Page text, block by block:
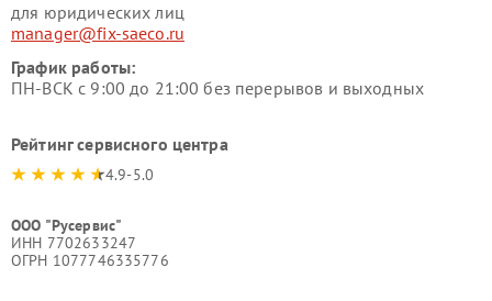
для юридических лиц
manager@fix-saeco.ru
График работы:
ПН-ВСК с 9:00 до 21:00 без перерывов и выходных
Рейтинг сервисного центра
4.9-5.0
ООО "Русервис"
ИНН 7702633247
ОГРН 1077746335776